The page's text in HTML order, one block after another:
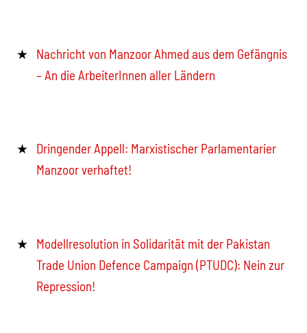
Nachricht von Manzoor Ahmed aus dem Gefängnis
– An die ArbeiterInnen aller Ländern
Dringender Appell: Marxistischer Parlamentarier
Manzoor verhaftet!
Modellresolution in Solidarität mit der Pakistan
Trade Union Defence Campaign (PTUDC): Nein zur
Repression!